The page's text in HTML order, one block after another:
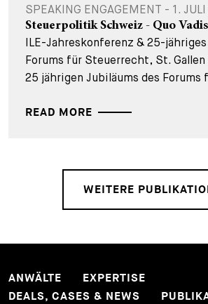
SPEAKING ENGAGEMENT - 1.
Steuerpolitik Schweiz - Quo
ILE-Jahreskonferenz & 25-
Forums für Steuerrecht, St. Gallen
25 jährigen Jubiläums des Forums
READ MORE
WEITERE
ANWÄLTE
EXPERTISE
DEALS, CASES & NEWS